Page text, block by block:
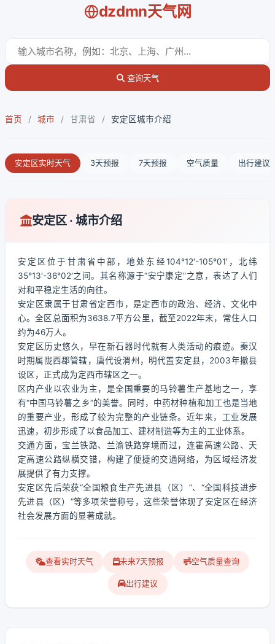
dzdmn天气网
查询天气
首页 / 城市 / 甘肃省 / 安定区城市介绍
安定区实时天气 3天预报 7天预报 空气质量 出行建议
安定区 · 城市介绍
安定区位于甘肃省中部，地处东经104°12′-105°01′，北纬
35°13′-36°02′之间。其名称源于“安宁康定”之意，表达了人们
对和平稳定生活的向往。
安定区隶属于甘肃省定西市，是定西市的政治、经济、文化中
心。全区总面积为3638.7平方公里，截至2022年末，常住人口
约为46万人。
安定区历史悠久，早在新石器时代就有人类活动的痕迹。秦汉
时期属陇西郡管辖，唐代设渭州，明代置安定县，2003年撤县
设区，正式成为定西市辖区之一。
区内产业以农业为主，是全国重要的马铃薯生产基地之一，享
有“中国马铃薯之乡”的美誉。同时，中药材种植和加工也是当地
的重要产业，形成了较为完整的产业链条。近年来，工业发展
迅速，初步形成了以食品加工、建材制造等为主的工业体系。
交通方面，宝兰铁路、兰渝铁路穿境而过，连霍高速公路、天
定高速公路纵横交错，构建了便捷的交通网络，为区域经济发
展提供了有力支撑。
安定区先后荣获“全国粮食生产先进县（区）”、“全国科技进步
先进县（区）”等多项荣誉称号，这些荣誉体现了安定区在经济
社会发展方面的显著成就。
查看实时天气 未来7天预报 空气质量查询
出行建议